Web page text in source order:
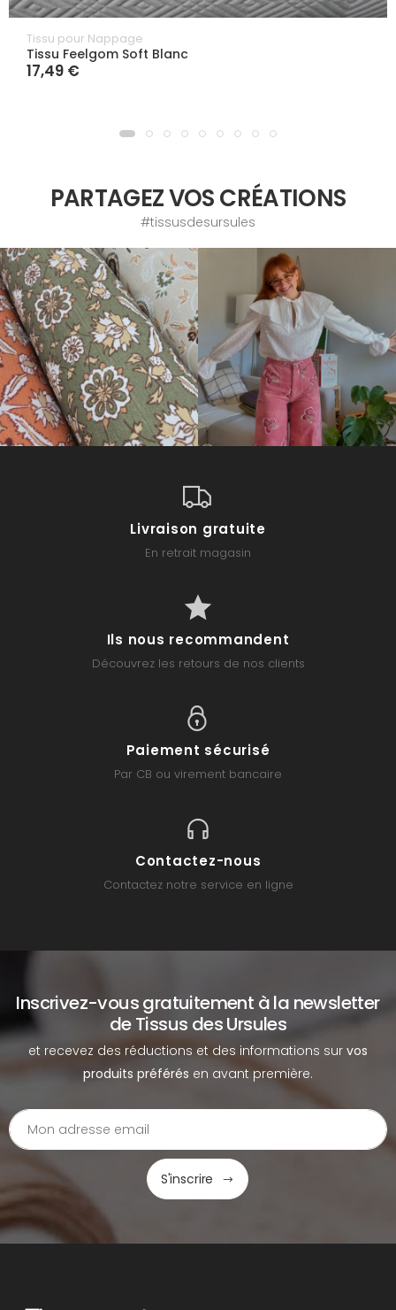
Tissu pour Nappage
Tissu Feelgom Soft Blanc
17,49 €
PARTAGEZ VOS CRÉATIONS
#tissusdesursules
Livraison gratuite
En retrait magasin
Ils nous recommandent
Découvrez les retours de nos clients
Paiement sécurisé
Par CB ou virement bancaire
Contactez-nous
Contactez notre service en ligne
Inscrivez-vous gratuitement à la newsletter
de Tissus des Ursules
et recevez des réductions et des informations sur vos
produits préférés en avant première.
S'inscrire